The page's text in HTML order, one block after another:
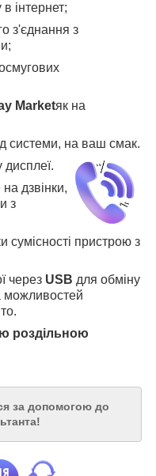
інтернет;
з'єднання з
Marketяк на
системи, на ваш смак.
дисплеї.
дзвінки,
з
сумісності пристрою з
через USB для обміну
можливостей
роздільною
за допомогою до